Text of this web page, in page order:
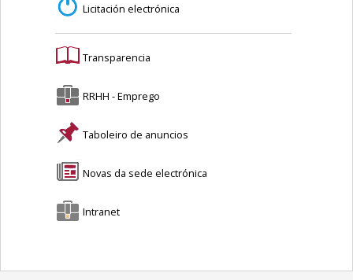
Licitación electrónica
Transparencia
RRHH - Emprego
Taboleiro de anuncios
Novas da sede electrónica
Intranet